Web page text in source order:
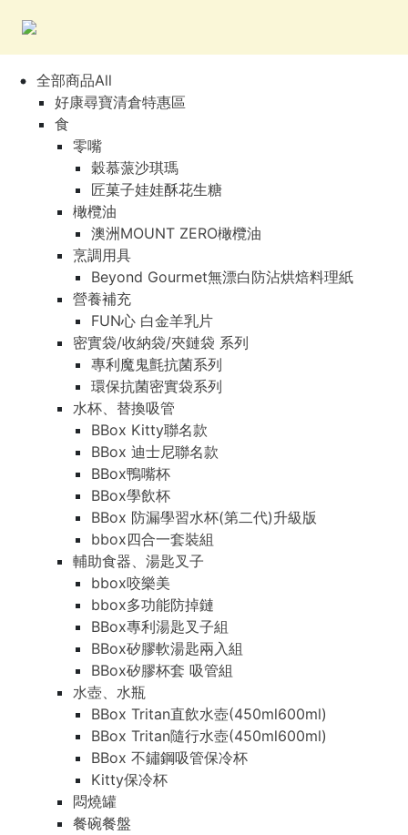
全部商品All
好康尋寶清倉特惠區
食
零嘴
穀慕蒎沙琪瑪
匠菓子娃娃酥花生糖
橄欖油
澳洲MOUNT ZERO橄欖油
烹調用具
Beyond Gourmet無漂白防沾烘焙料理紙
營養補充
FUN心 白金羊乳片
密實袋/收納袋/夾鏈袋 系列
專利魔鬼氈抗菌系列
環保抗菌密實袋系列
水杯、替換吸管
BBox Kitty聯名款
BBox 迪士尼聯名款
BBox鴨嘴杯
BBox學飲杯
BBox 防漏學習水杯(第二代)升級版
bbox四合一套裝組
輔助食器、湯匙叉子
bbox咬樂美
bbox多功能防掉鏈
BBox專利湯匙叉子組
BBox矽膠軟湯匙兩入組
BBox矽膠杯套 吸管組
水壺、水瓶
BBox Tritan直飲水壺(450ml600ml)
BBox Tritan隨行水壺(450ml600ml)
BBox 不鏽鋼吸管保冷杯
Kitty保冷杯
悶燒罐
餐碗餐盤